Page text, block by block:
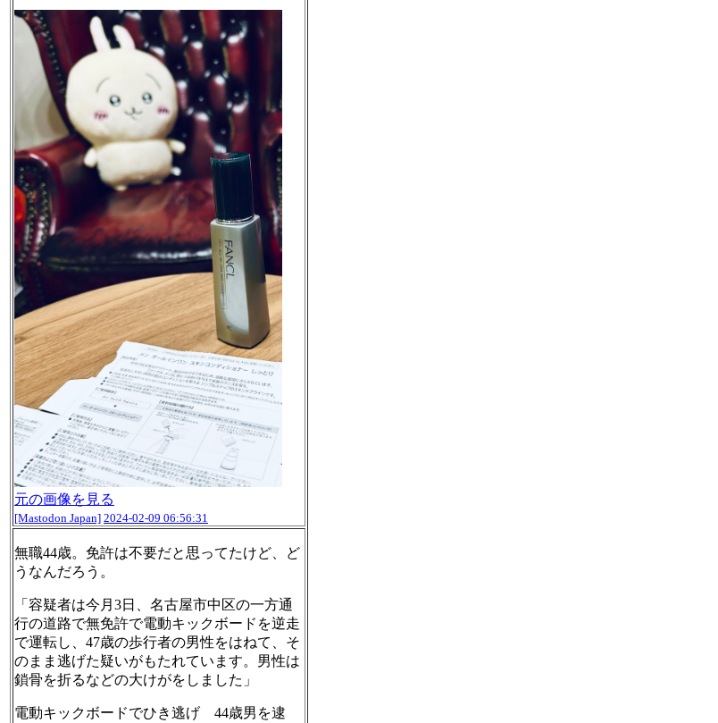
元の画像を見る
[Mastodon Japan] 2024-02-09 06:56:31
無職44歳。免許は不要だと思ってたけど、ど
うなんだろう。
「容疑者は今月3日、名古屋市中区の一方通
行の道路で無免許で電動キックボードを逆走
で運転し、47歳の歩行者の男性をはねて、そ
のまま逃げた疑いがもたれています。男性は
鎖骨を折るなどの大けがをしました」
電動キックボードでひき逃げ 44歳男を逮